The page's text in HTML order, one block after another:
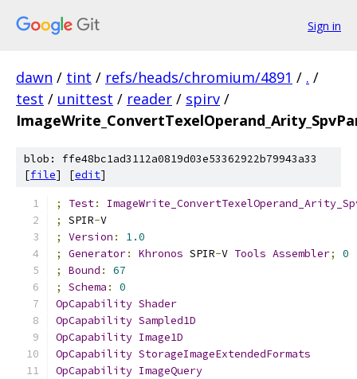
Sign in
dawn / tint / refs/heads/chromium/4891 / . /
test / unittest / reader / spirv /
blob: ffe48bc1ad3112a0819d03e53362922b79943a33
[file] [edit]
; Test:
;
SPIR-V
;
Version :
1.0
;
Generator: Khronos SPIR-V Tools Assembler;
0
;
Bound :
67
;
Schema :
0
OpCapability Shader
OpCapability Sampled1D
OpCapability Image1D
OpCapability StorageImageExtendedFormats
OpCapability ImageQuery